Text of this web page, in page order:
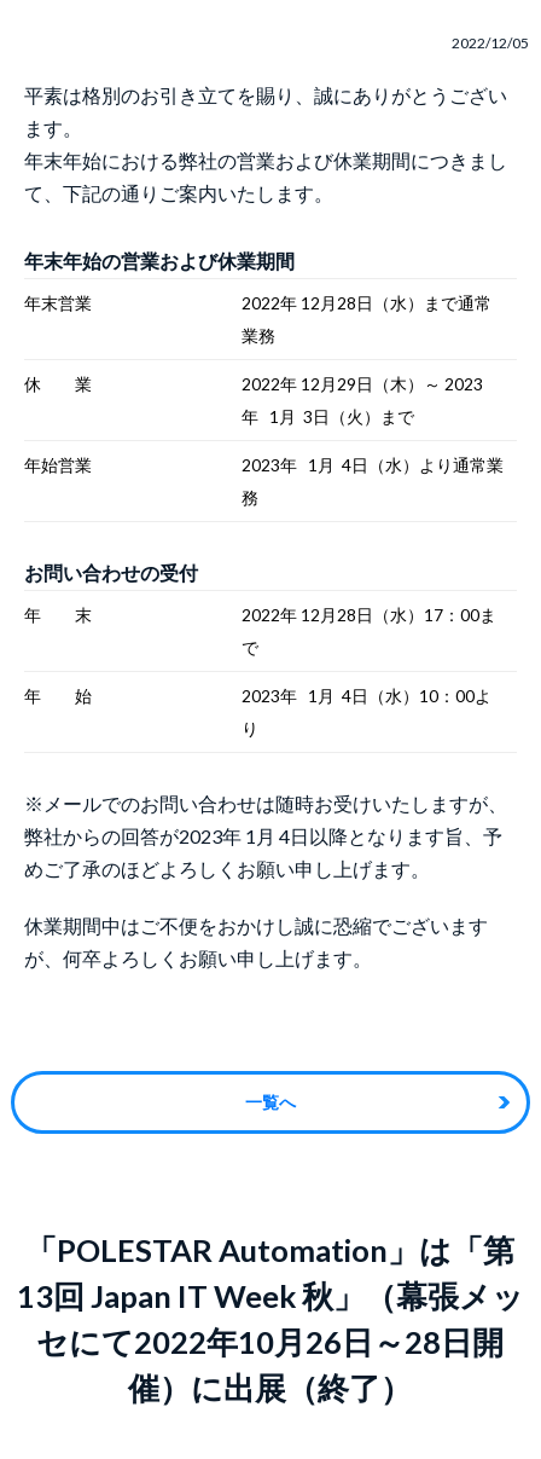
2022/12/05
平素は格別のお引き立てを賜り、誠にありがとうござい
ます。
年末年始における弊社の営業および休業期間につきまし
て、下記の通りご案内いたします。
年末年始の営業および休業期間
年末営業
2022年 12月28日（水）まで通常
業務
休 業
2022年 12月29日（木）～ 2023
年 1月 3日（火）まで
年始営業
2023年 1月 4日（水）より通常業
務
お問い合わせの受付
年 末
2022年 12月28日（水）17：00ま
で
年 始
2023年 1月 4日（水）10：00よ
り
※メールでのお問い合わせは随時お受けいたしますが、
弊社からの回答が2023年 1月 4日以降となります旨、予
めご了承のほどよろしくお願い申し上げます。
休業期間中はご不便をおかけし誠に恐縮でございます
が、何卒よろしくお願い申し上げます。
一覧へ
「POLESTAR Automation」は「第
13回 Japan IT Week 秋」（幕張メッ
セにて2022年10月26日～28日開
催）に出展（終了）